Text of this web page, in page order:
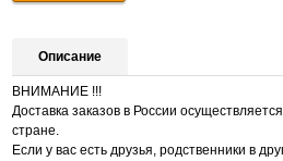
Описание
ВНИМАНИЕ !!!
Доставка заказов в России
стране.
Если у вас есть друзья, родственники в